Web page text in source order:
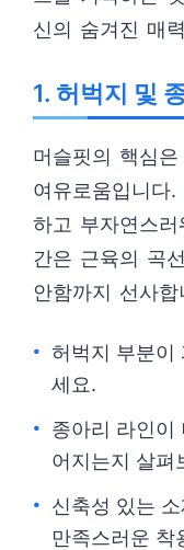
신의 숨겨진 매
1. 허벅지 및
머슬핏의 핵심
여유로움입니다
하고 부자연스
간은 근육의 곡
안함까지 선사합
허벅지 부분이
세요.
종아리 라인이
어지는지 살펴
신축성 있는
만족스러운 착